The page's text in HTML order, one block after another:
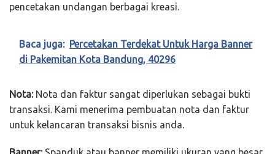
pencetakan undangan berbagai kreasi.
Baca juga: Percetakan Terdekat Untuk Harga Banner
di Pakemitan Kota Bandung, 40296
Nota:Nota dan faktur sangat diperlukan sebagai bukti
transaksi. Kami menerima pembuatan nota dan faktur
untuk kelancaran transaksi bisnis anda.